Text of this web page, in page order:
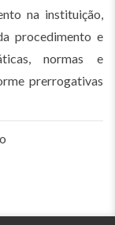
na instituição,
procedimento e
normas e
prerrogativas